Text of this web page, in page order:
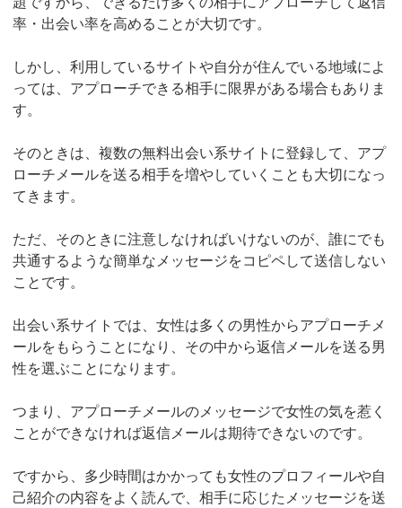
率・出会い率を高めることが大切です。
しかし、利用しているサイトや自分が住んでいる地域によ
っては、アプローチできる相手に限界がある場合もありま
す。
そのときは、複数の無料出会い系サイトに登録して、アプ
ローチメールを送る相手を増やしていくことも大切になっ
てきます。
ただ、そのときに注意しなければいけないのが、誰にでも
共通するような簡単なメッセージをコピペして送信しない
ことです。
出会い系サイトでは、女性は多くの男性からアプローチメ
ールをもらうことになり、その中から返信メールを送る男
性を選ぶことになります。
つまり、アプローチメールのメッセージで女性の気を惹く
ことができなければ返信メールは期待できないのです。
ですから、多少時間はかかっても女性のプロフィールや自
己紹介の内容をよく読んで、相手に応じたメッセージを送